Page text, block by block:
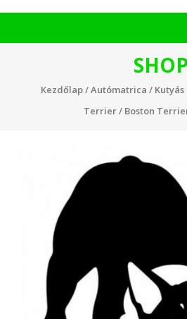
SHOP
Kezdőlap/Autómatrica /
Terrier/ Boston